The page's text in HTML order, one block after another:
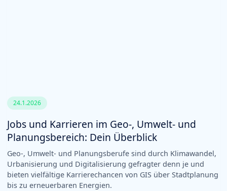
24.1.2026
Jobs und Karrieren im Geo-, Umwelt- und
Planungsbereich: Dein Überblick
Geo-, Umwelt- und Planungsberufe sind durch Klimawandel,
Urbanisierung und Digitalisierung gefragter denn je und
bieten vielfältige Karrierechancen von GIS über Stadtplanung
bis zu erneuerbaren Energien.